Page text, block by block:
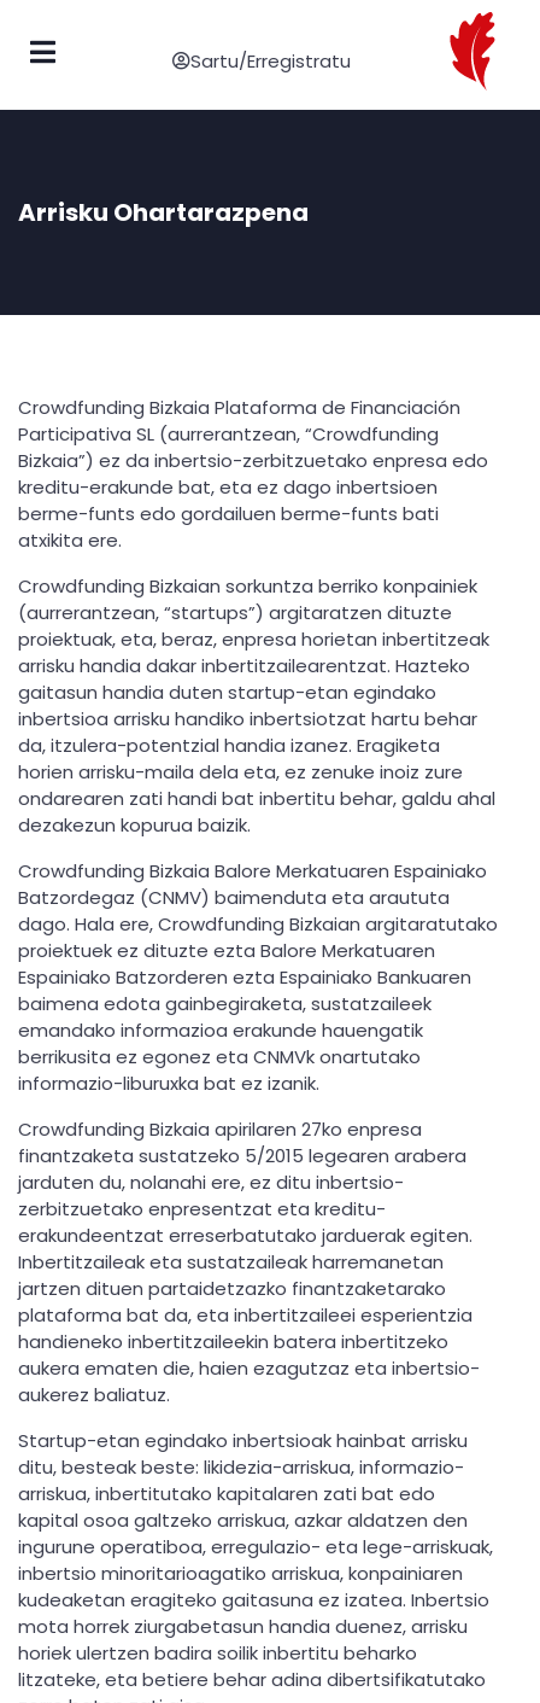
Sartu/Erregistratu
Arrisku Ohartarazpena
Crowdfunding Bizkaia Plataforma de Financiación
Participativa SL (aurrerantzean, “Crowdfunding
Bizkaia”) ez da inbertsio-zerbitzuetako enpresa edo
kreditu-erakunde bat, eta ez dago inbertsioen
berme-funts edo gordailuen berme-funts bati
atxikita ere.
Crowdfunding Bizkaian sorkuntza berriko konpainiek
(aurrerantzean, “startups”) argitaratzen dituzte
proiektuak, eta, beraz, enpresa horietan inbertitzeak
arrisku handia dakar inbertitzailearentzat. Hazteko
gaitasun handia duten startup-etan egindako
inbertsioa arrisku handiko inbertsiotzat hartu behar
da, itzulera-potentzial handia izanez. Eragiketa
horien arrisku-maila dela eta, ez zenuke inoiz zure
ondarearen zati handi bat inbertitu behar, galdu ahal
dezakezun kopurua baizik.
Crowdfunding Bizkaia Balore Merkatuaren Espainiako
Batzordegaz (CNMV) baimenduta eta araututa
dago. Hala ere, Crowdfunding Bizkaian argitaratutako
proiektuek ez dituzte ezta Balore Merkatuaren
Espainiako Batzorderen ezta Espainiako Bankuaren
baimena edota gainbegiraketa, sustatzaileek
emandako informazioa erakunde hauengatik
berrikusita ez egonez eta CNMVk onartutako
informazio-liburuxka bat ez izanik.
Crowdfunding Bizkaia apirilaren 27ko enpresa
finantzaketa sustatzeko 5/2015 legearen arabera
jarduten du, nolanahi ere, ez ditu inbertsio-
zerbitzuetako enpresentzat eta kreditu-
erakundeentzat erreserbatutako jarduerak egiten.
Inbertitzaileak eta sustatzaileak harremanetan
jartzen dituen partaidetzazko finantzaketarako
plataforma bat da, eta inbertitzaileei esperientzia
handieneko inbertitzaileekin batera inbertitzeko
aukera ematen die, haien ezagutzaz eta inbertsio-
aukerez baliatuz.
Startup-etan egindako inbertsioak hainbat arrisku
ditu, besteak beste: likidezia-arriskua, informazio-
arriskua, inbertitutako kapitalaren zati bat edo
kapital osoa galtzeko arriskua, azkar aldatzen den
ingurune operatiboa, erregulazio- eta lege-arriskuak,
inbertsio minoritarioagatiko arriskua, konpainiaren
kudeaketan eragiteko gaitasuna ez izatea. Inbertsio
mota horrek ziurgabetasun handia duenez, arrisku
horiek ulertzen badira soilik inbertitu beharko
litzateke, eta betiere behar adina dibertsifikatutako